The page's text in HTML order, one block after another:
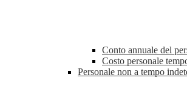
Conto annuale del
Costo personale
Personale non a tempo